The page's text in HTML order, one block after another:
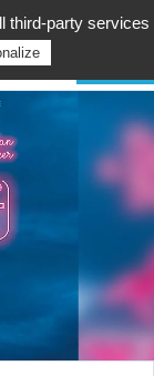
third-party services